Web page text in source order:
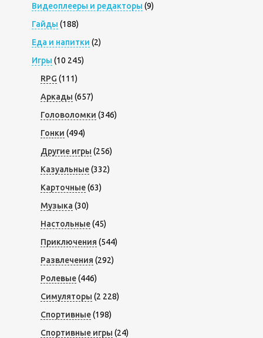
Видеоплееры и редакторы (9)
Гайды (188)
Еда и напитки (2)
Игры (10 245)
RPG (111)
Аркады (657)
Головоломки (346)
Гонки (494)
Другие игры (256)
Казуальные(332)
Карточные(63)
Музыка (30)
Настольные(45)
Приключения (544)
Развлечения (292)
Ролевые(446)
Симуляторы (2 228)
Спортивные(198)
Спортивные игры (24)